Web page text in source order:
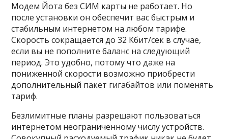
Модем Йота без СИМ карты не работает. Но
после установки он обеспечит вас быстрым и
стабильным интернетом на любом тарифе.
Скорость сокращается до 32 Кбит/сек в случае,
если вы не пополните баланс на следующий
период. Это удобно, потому что даже на
пониженной скорости возможно приобрести
дополнительный пакет гигабайтов или поменять
тариф.
Безлимитные планы разрешают пользоваться
интернетом неограниченному числу устройств.